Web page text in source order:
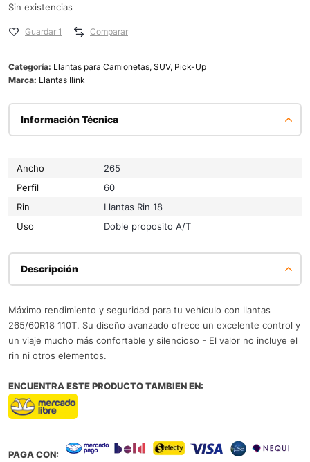
Sin existencias
Guardar 1 Comparar
Categoría: Llantas para Camionetas, SUV, Pick-Up
Marca: Llantas Ilink
Información Técnica
Ancho
265
Perfil
60
Rin
Llantas Rin 18
Uso
Doble proposito A/T
Descripción
Máximo rendimiento y seguridad para tu vehículo con llantas
265/60R18 110T. Su diseño avanzado ofrece un excelente control y
un viaje mucho más confortable y silencioso - El valor no incluye el
rin ni otros elementos.
ENCUENTRA ESTE PRODUCTO TAMBIEN EN:
PAGA CON: